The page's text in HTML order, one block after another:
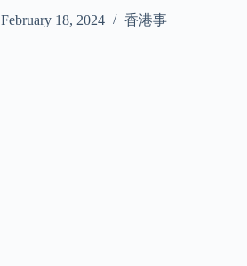
February 18, 2024 香港事